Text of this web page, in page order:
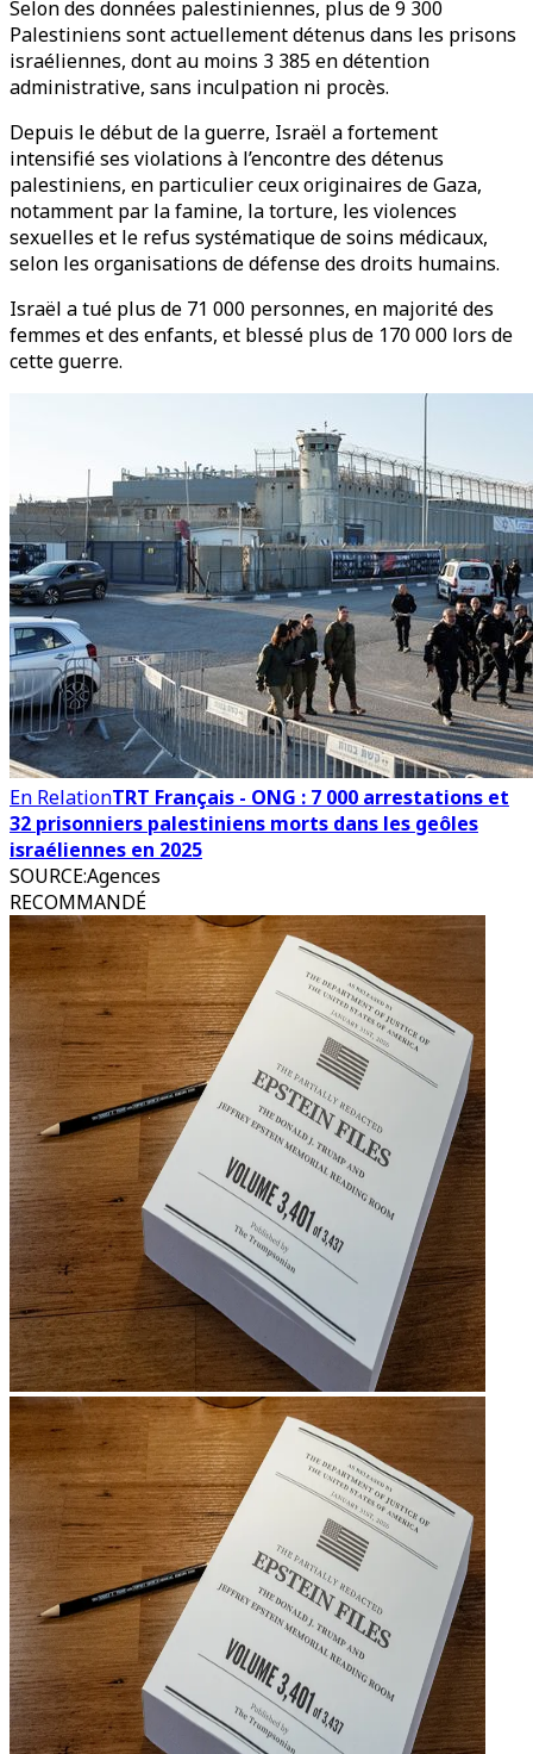
Selon des données palestiniennes, plus de 9 300
Palestiniens sont actuellement détenus dans les prisons
israéliennes, dont au moins 3 385 en détention
administrative, sans inculpation ni procès.
Depuis le début de la guerre, Israël a fortement
intensifié ses violations à l’encontre des détenus
palestiniens, en particulier ceux originaires de Gaza,
notamment par la famine, la torture, les violences
sexuelles et le refus systématique de soins médicaux,
selon les organisations de défense des droits humains.
Israël a tué plus de 71 000 personnes, en majorité des
femmes et des enfants, et blessé plus de 170 000 lors de
cette guerre.
En RelationTRT Français - ONG : 7 000 arrestations et
32 prisonniers palestiniens morts dans les geôles
israéliennes en 2025
SOURCE:Agences
RECOMMANDÉ